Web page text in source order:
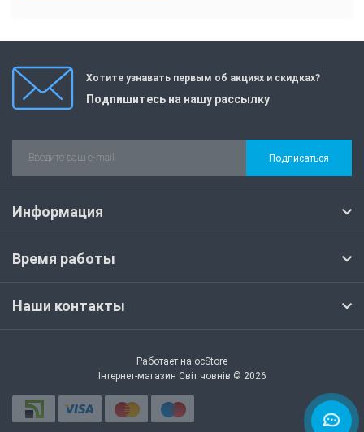
Хотите узнавать первым об акциях и скидках?
Подпишитесь на нашу рассылку
Подписаться
Информация
Время работы
Наши контакты
Работает на ocStore
Інтернет-магазин Світ човнів © 2026